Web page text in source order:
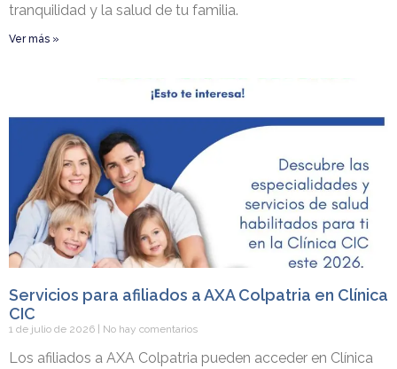
tranquilidad y la salud de tu familia.
Ver más »
Servicios para afiliados a AXA Colpatria en Clínica
CIC
1 de julio de 2026 No hay comentarios
Los afiliados a AXA Colpatria pueden acceder en Clínica